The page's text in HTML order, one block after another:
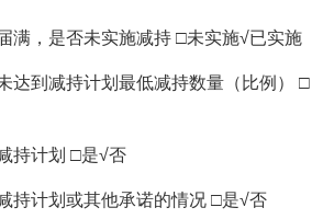
满，是否未实施减持 □未实施√已实施
达到减持计划最低减持数量（比例） □
持计划 □是√否
持计划或其他承诺的情况 □是√否